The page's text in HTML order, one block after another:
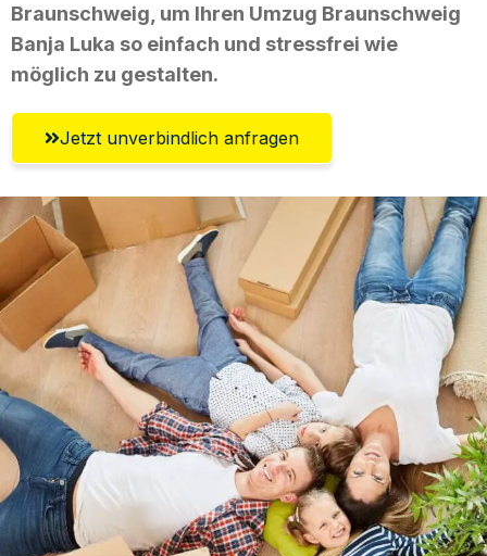
Braunschweig, um Ihren Umzug Braunschweig
Banja Luka so einfach und stressfrei wie
möglich zu gestalten.
Jetzt unverbindlich anfragen